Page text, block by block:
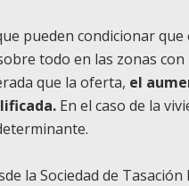
pueden condicionar
todo en las zonas
que la oferta, el
En el caso de la
la Sociedad de